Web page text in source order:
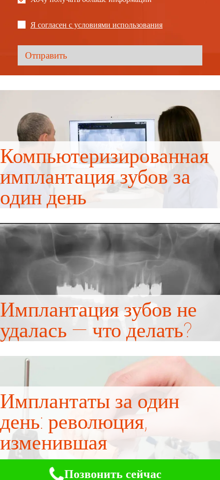
Я согласен с условиями использования
Компьютеризированная
имплантация зубов за
один день
Имплантация зубов не
удалась — что делать?
Имплантаты за один
день: революция,
изменившая
стоматологию
Позвонить сейчас